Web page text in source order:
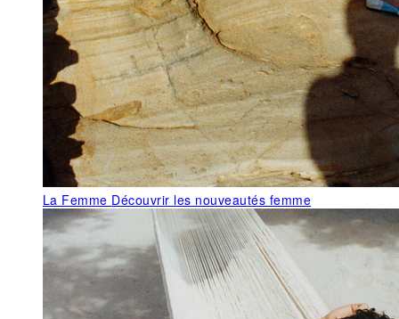
La Femme Découvrir les nouveautés femme